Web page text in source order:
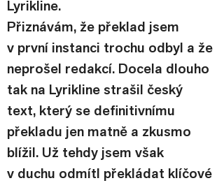
Lyrikline.
Přiznávám, že překlad jsem
v první instanci trochu odbyl a že
neprošel redakcí. Docela dlouho
tak na Lyrikline strašil český
text, který se definitivnímu
překladu jen matně a zkusmo
blížil. Už tehdy jsem však
v duchu odmítl překládat klíčové